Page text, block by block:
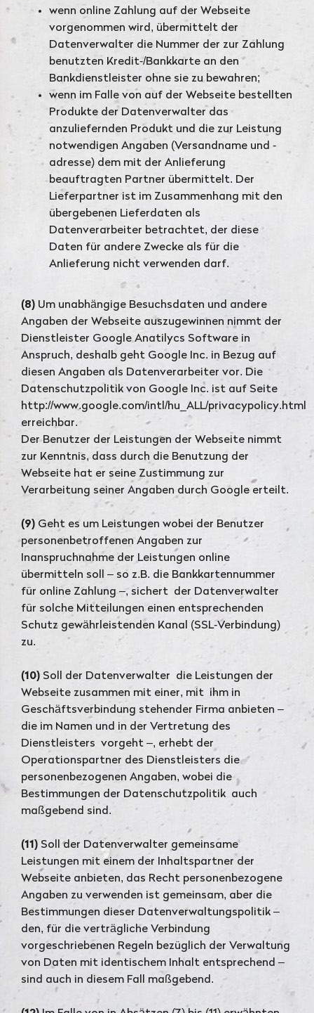
wenn online Zahlung auf der Webseite
vorgenommen wird, übermittelt der
Datenverwalter die Nummer der zur Zahlung
benutzten Kredit-/Bankkarte an den
Bankdienstleister ohne sie zu bewahren;
wenn im Falle von auf der Webseite bestellten
Produkte der Datenverwalter das
anzuliefernden Produkt und die zur Leistung
notwendigen Angaben (Versandname und -
adresse) dem mit der Anlieferung
beauftragten Partner übermittelt. Der
Lieferpartner ist im Zusammenhang mit den
übergebenen Lieferdaten als
Datenverarbeiter betrachtet, der diese
Daten für andere Zwecke als für die
Anlieferung nicht verwenden darf.
(8) Um unabhängige Besuchsdaten und andere
Angaben der Webseite auszugewinnen nimmt der
Dienstleister Google Anatilycs Software in
Anspruch, deshalb geht Google Inc. in Bezug auf
diesen Angaben als Datenverarbeiter vor. Die
Datenschutzpolitik von Google Inc. ist auf Seite
http://www.google.com/intl/hu_ALL/privacypolicy.html
erreichbar.
Der Benutzer der Leistungen der Webseite nimmt
zur Kenntnis, dass durch die Benutzung der
Webseite hat er seine Zustimmung zur
Verarbeitung seiner Angaben durch Google erteilt.
(9) Geht es um Leistungen wobei der Benutzer
personenbetroffenen Angaben zur
Inanspruchnahme der Leistungen online
übermitteln soll – so z.B. die Bankkartennummer
für online Zahlung –, sichert der Datenverwalter
für solche Mitteilungen einen entsprechenden
Schutz gewährleistenden Kanal (SSL-Verbindung)
zu.
(10) Soll der Datenverwalter die Leistungen der
Webseite zusammen mit einer, mit ihm in
Geschäftsverbindung stehender Firma anbieten –
die im Namen und in der Vertretung des
Dienstleisters vorgeht –, erhebt der
Operationspartner des Dienstleisters die
personenbezogenen Angaben, wobei die
Bestimmungen der Datenschutzpolitik auch
maßgebend sind.
(11) Soll der Datenverwalter gemeinsame
Leistungen mit einem der Inhaltspartner der
Webseite anbieten, das Recht personenbezogene
Angaben zu verwenden ist gemeinsam, aber die
Bestimmungen dieser Datenverwaltungspolitik –
den, für die verträgliche Verbindung
vorgeschriebenen Regeln bezüglich der Verwaltung
von Daten mit identischem Inhalt entsprechend –
sind auch in diesem Fall maßgebend.